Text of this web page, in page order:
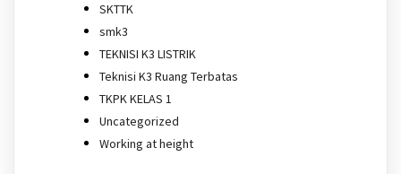
SKTTK
smk3
TEKNISI K3 LISTRIK
Teknisi K3 Ruang Terbatas
TKPK KELAS 1
Uncategorized
Working at height